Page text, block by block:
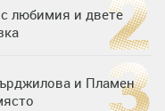
любимия и двете
и Пламен